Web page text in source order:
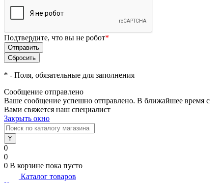
Подтвердите, что вы не робот*
* - Поля, обязательные для заполнения
Сообщение отправлено
Ваше сообщение успешно отправлено. В ближайшее время с
Вами свяжется наш специалист
Закрыть окно
0
0
0 В корзине пока пусто
Каталог товаров